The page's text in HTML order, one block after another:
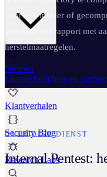
Nieuws
Laatste berichten en
Klantverhalen
Security Blog
Research Labs
voor een insider of
gedetailleerd rapport met
herstelmaatregelen.
OVER DEZE DIENST
Internal Pentest: